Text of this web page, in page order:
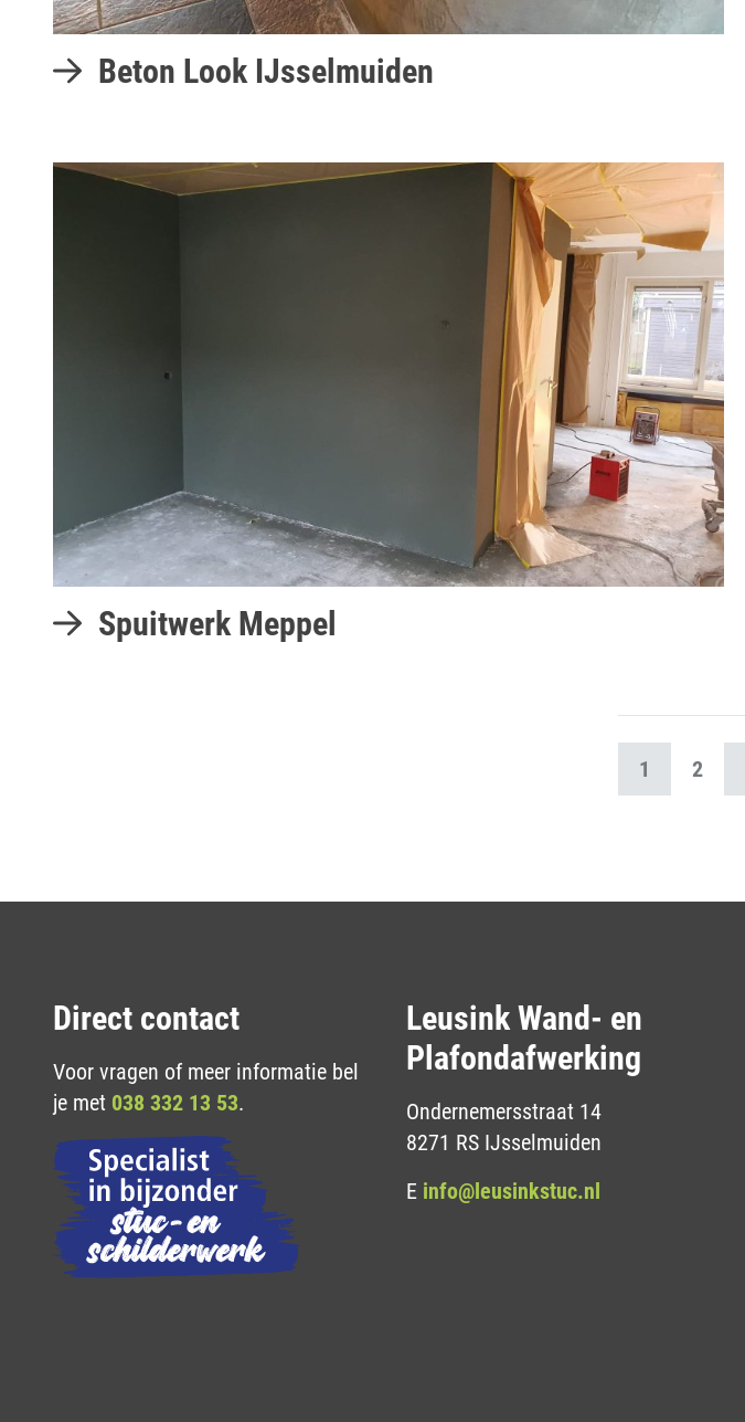
Beton Look IJsselmuiden
Spuitwerk Meppel
1 2
Direct contact
Voor vragen of meer informatie bel
je met 038 332 13 53.
Leusink Wand- en
Plafondafwerking
Ondernemersstraat 14
8271 RS IJsselmuiden
E info@leusinkstuc.nl